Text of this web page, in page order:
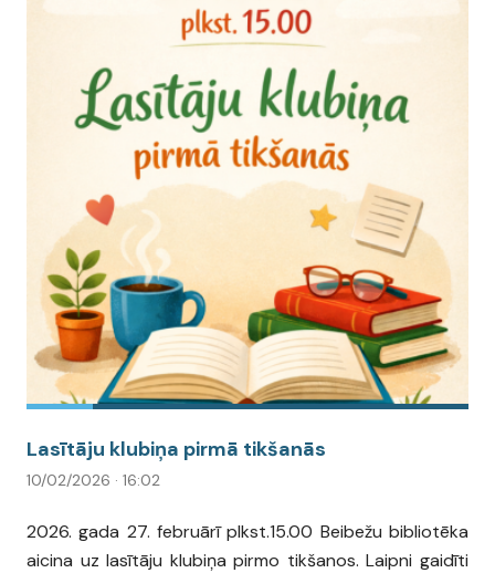
Lasītāju klubiņa pirmā tikšanās
10/02/2026 · 16:02
2026. gada 27. februārī plkst.15.00 Beibežu bibliotēka
aicina uz lasītāju klubiņa pirmo tikšanos. Laipni gaidīti